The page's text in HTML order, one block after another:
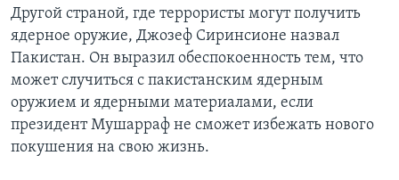
Другой страной, где террористы могут получить
ядерное оружие, Джозеф Сиринсионе назвал
Пакистан. Он выразил обеспокоенность тем, что
может случиться с пакистанским ядерным
оружием и ядерными материалами, если
президент Мушарраф не сможет избежать нового
покушения на свою жизнь.